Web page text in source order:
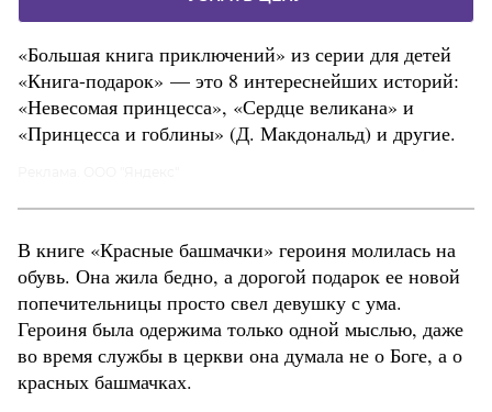
«Большая книга приключений» из серии для детей
«Книга-подарок» — это 8 интереснейших историй:
«Невесомая принцесса», «Сердце великана» и
«Принцесса и гоблины» (Д. Макдональд) и другие.
В книге «Красные башмачки» героиня молилась на
обувь. Она жила бедно, а дорогой подарок ее новой
попечительницы просто свел девушку с ума.
Героиня была одержима только одной мыслью, даже
во время службы в церкви она думала не о Боге, а о
красных башмачках.